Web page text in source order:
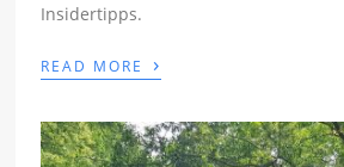
Insidertipps.
READ MORE ›